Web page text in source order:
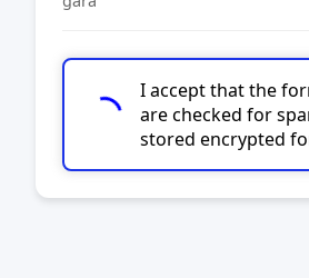
I accept that the
are checked for
stored encrypted